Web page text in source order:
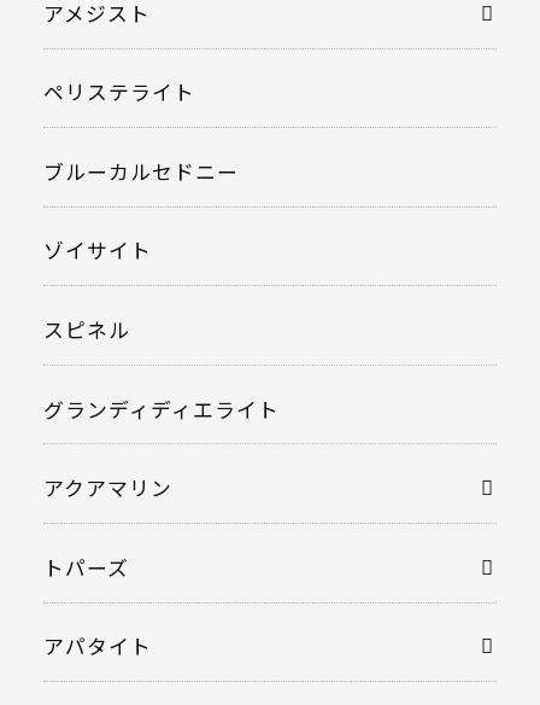
アメジスト
ペリステライト
ブルーカルセドニー
ゾイサイト
スピネル
グランディディエライト
アクアマリン
トパーズ
アパタイト